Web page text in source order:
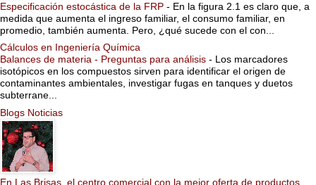
Especificación estocástica de la FRP - En la figura 2.1 es claro que, a
medida que aumenta el ingreso familiar, el consumo familiar, en
promedio, también aumenta. Pero, ¿qué sucede con el con...
Cálculos en Ingeniería Química
Balances de materia - Preguntas para análisis - Los marcadores
isotópicos en los compuestos sirven para identificar el origen de
contaminantes ambientales, investigar fugas en tanques y duetos
subterrane...
Blogs Noticias
En Las Brisas, el centro comercial con la mejor oferta de productos,